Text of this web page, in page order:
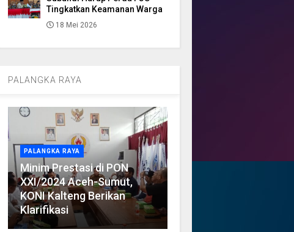
Tingkatkan Keamanan Warga
18 Mei 2026
PALANGKA RAYA
PALANGKA RAYA
Minim Prestasi di PON
XXI/2024 Aceh-Sumut,
KONI Kalteng Berikan
Klarifikasi